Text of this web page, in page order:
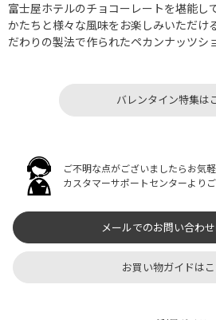
富士屋ホテルのチョコーレートを堪能し
かたちと様々な風味をお楽しみいただけ
だわりの製法で作られたペカンナッツシ
バレンタイン特集は
ご不明な点がございましたらお気
カスタマーサポートセンターより
メールでのお問い合わ
お買い物ガイドは